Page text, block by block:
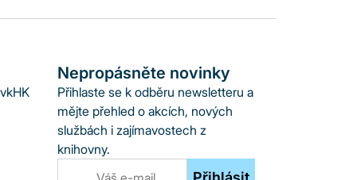
Nepropásněte novinky
Přihlaste se k odběru newsletteru a
mějte přehled o akcích, nových
službách i zajímavostech z
knihovny.